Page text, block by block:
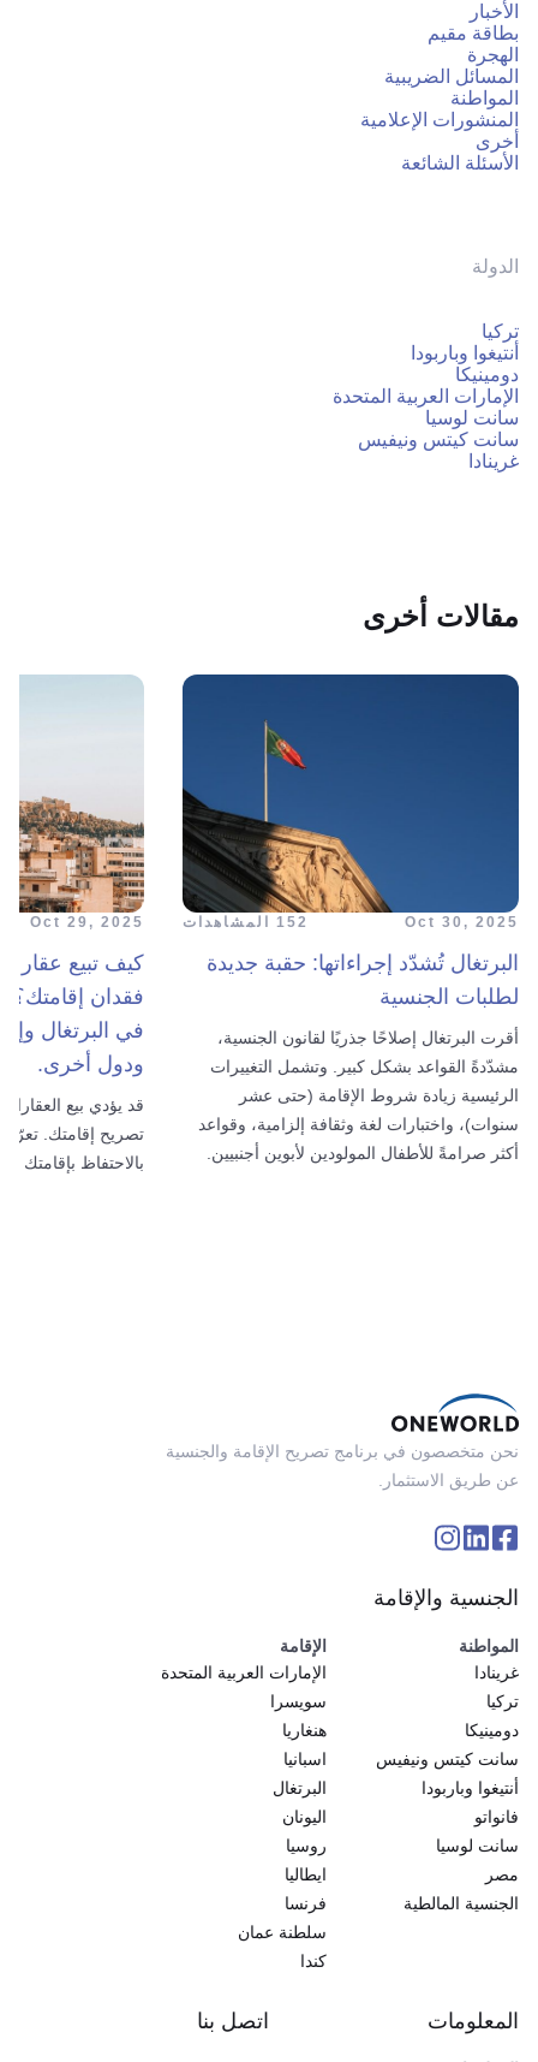
الأخبار
بطاقة مقيم
الهجرة
المسائل الضريبية
المواطنة
المنشورات الإعلامية
أخرى
الأسئلة الشائعة
الدولة
تركيا
أنتيغوا وباربودا
دومينيكا
الإمارات العربية المتحدة
سانت لوسيا
سانت كيتس ونيفيس
غرينادا
مقالات أخرى
Oct 30, 2025 152 المشاهدات
البرتغال تُشدّد إجراءاتها: حقبة جديدة
لطلبات الجنسية
أقرت البرتغال إصلاحًا جذريًا لقانون الجنسية،
مشدّدةً القواعد بشكل كبير. وتشمل التغييرات
الرئيسية زيادة شروط الإقامة (حتى عشر
سنوات)، واختبارات لغة وثقافة إلزامية، وقواعد
أكثر صرامةً للأطفال المولودين لأبوين أجنبيين.
Oct 29, 2025
كيف تبيع
فقدان إقامتك؟
في البرتغال
ودول أخرى.
قد يؤدي بيع
تصريح إقامتك.
بالاحتفاظ بإقامتك
نحن متخصصون في برنامج تصريح الإقامة والجنسية
عن طريق الاستثمار.
الجنسية والإقامة
المواطنة
غرينادا
تركيا
دومينيكا
سانت كيتس ونيفيس
أنتيغوا وباربودا
فانواتو
سانت لوسيا
مصر
الجنسية المالطية
الإقامة
الإمارات العربية المتحدة
سويسرا
هنغاريا
اسبانيا
البرتغال
اليونان
روسيا
ايطاليا
فرنسا
سلطنة عمان
كندا
المعلومات اتصل بنا